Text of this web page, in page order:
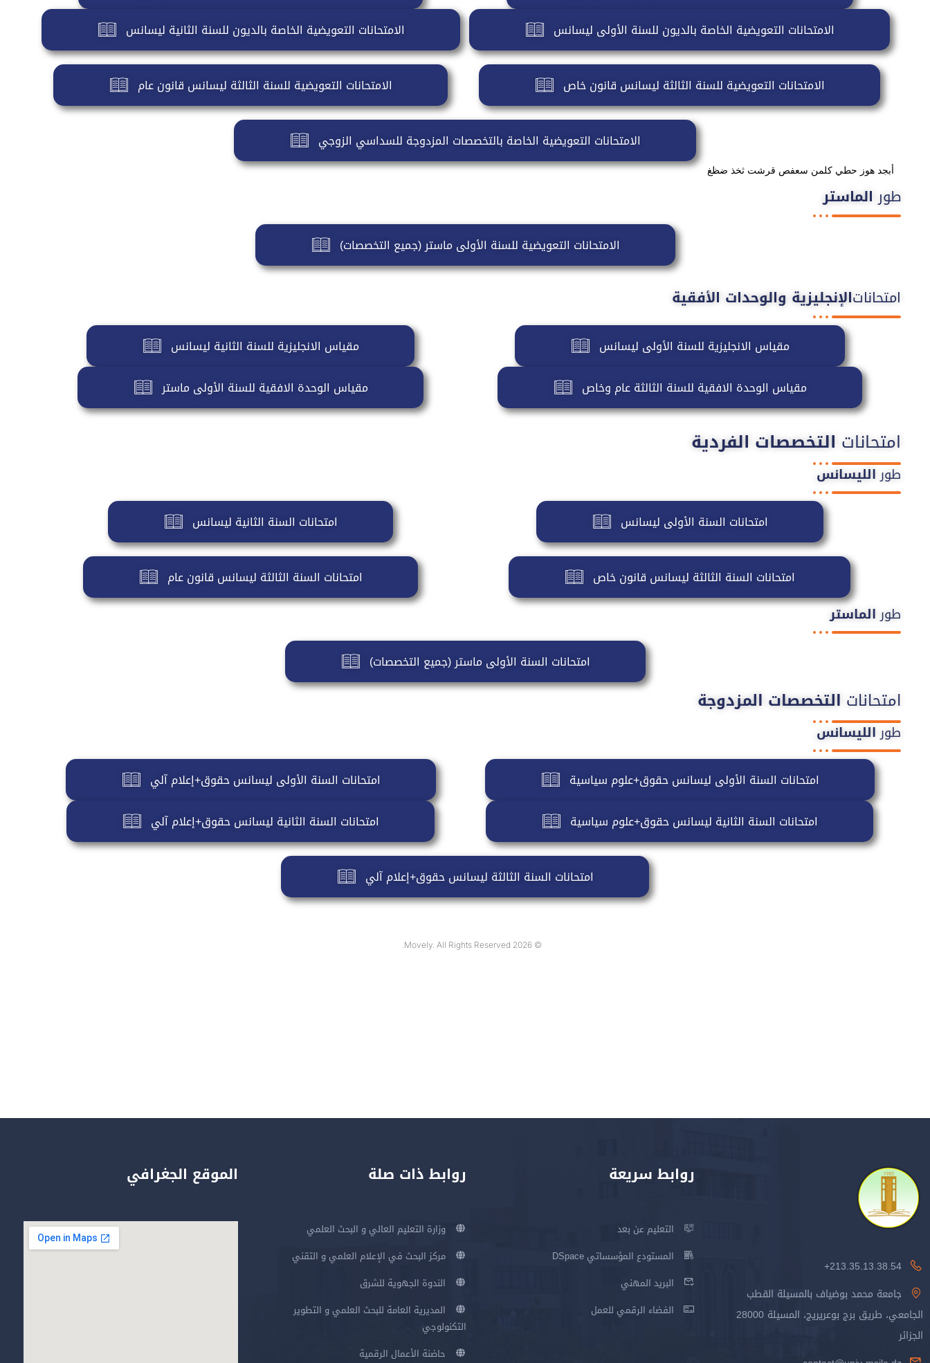
الامتحانات التعويضية الخاصة بالديون للسنة الأولى ليسانس
الامتحانات التعويضية الخاصة بالديون للسنة الثانية ليسانس
الامتحانات التعويضية للسنة الثالثة ليسانس قانون خاص الامتحانات التعويضية للسنة الثالثة ليسانس قانون عام
الامتحانات التعويضية الخاصة بالتخصصات المزدوجة للسداسي الزوجي
أبجد هوز حطي كلمن سعفص قرشت ثخذ ضظغ
طور الماستر
الامتحانات التعويضية للسنة الأولى ماستر (جميع التخصصات)
امتحاناتالإنجليزية والوحدات الأفقية
مقياس الانجليزية للسنة الأولى ليسانس
مقياس الانجليزية للسنة الثانية ليسانس
مقياس الوحدة الافقية للسنة الثالثة عام وخاص
مقياس الوحدة الافقية للسنة الأولى ماستر
امتحانات التخصصات الفردية
طورالليسانس
امتحانات السنة الأولى ليسانس امتحانات السنة الثانية ليسانس
امتحانات السنة الثالثة ليسانس قانون خاص امتحانات السنة الثالثة ليسانس قانون عام
طورالماستر
امتحانات السنة الأولى ماستر (جميع التخصصات)
امتحانات التخصصات المزدوجة
طورالليسانس
امتحانات السنة الأولى ليسانس حقوق+علوم سياسية
امتحانات السنة الأولى ليسانس حقوق+إعلام آلي
امتحانات السنة الثانية ليسانس حقوق+علوم سياسية
امتحانات السنة الثانية ليسانس حقوق+إعلام آلي
امتحانات السنة الثالثة ليسانس حقوق+إعلام آلي
© 2026 Movely. All Rights Reserved.
213.35.13.38.54+
جامعة محمد بوضياف بالمسيلة القطب
الجامعي، طريق برج بوعريريج، المسيلة 28000
الجزائر
روابط سريعة
التعليم عن بعد
المستودع المؤسساتي DSpace
البريد المهني
الفضاء الرقمي للعمل
روابط ذات صلة
وزارة التعليم العالي و البحث العلمي
مركز البحث في الإعلام العلمي و التقني
الندوة الجهوية للشرق
المديرية العامة للبحث العلمي و التطوير
التكنولوجي
حاضنة الأعمال الرقمية
الموقع الجغرافي